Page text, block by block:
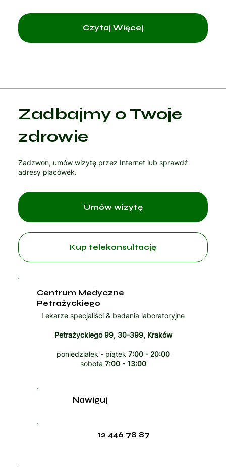
Zadbajmy o Twoje
zdrowie
Zadzwoń, umów wizytę przez Internet lub sprawdź
adresy placówek.
Kup telekonsultację
Centrum Medyczne
Petrażyckiego
Lekarze specjaliści & badania laboratoryjne
Petrażyckiego 99, 30-399, Kraków
poniedziałek - piątek 7:00 - 20:00
sobota 7:00 - 13:00
12 446 78 87
Nawiguj
Umów wizytę
Czytaj Więcej